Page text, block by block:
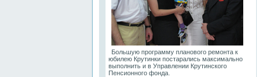
Большую программу планового ремонта к
юбилею Крутинки постарались максимально
выполнить и в Управлении Крутинского
Пенсионного фонда.